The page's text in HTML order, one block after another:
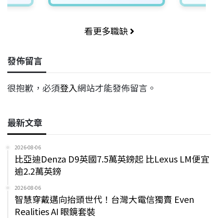
看更多職缺
發佈留言
很抱歉，必須登入網站才能發佈留言。
最新文章
2026-08-06
比亞迪Denza D9英國7.5萬英鎊起 比Lexus LM便宜
逾2.2萬英鎊
2026-08-06
智慧穿戴邁向抬頭世代！台灣大電信獨賣 Even
Realities AI 眼鏡套裝